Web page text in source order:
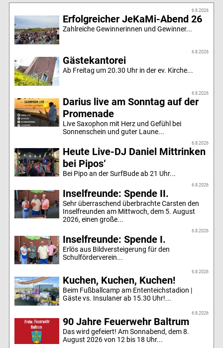
6.8.2026
Erfolgreicher JeKaMi-Abend 26
Zahlreiche Gewinnerinnen und Gewinner...
6.8.2026
Gästekantorei
Ab Freitag um 20.30 Uhr in der ev. Kirche...
6.8.2026
Darius live am Sonntag auf der
Promenade
Live Saxophon mit Herz und Gefühl bei
Sonnenschein und guter Laune...
6.8.2026
Heute Live-DJ Daniel Mittrinken
bei Pipos‘
Bei Pipo an der SurfBude ab 21 Uhr...
6.8.2026
Inselfreunde: Spende II.
Sehr überraschend überbrachte Carsten den
Inselfreunden am Mittwoch, dem 5. August
2026, einen große...
6.8.2026
Inselfreunde: Spende I.
Erlös aus Bildversteigerung für den
Schulförderverein...
6.8.2026
Kuchen, Kuchen, Kuchen!
Beim Fußballcamp am Ententeichstadion |
Gäste vs. Insulaner ab 15.30 Uhr!...
6.8.2026
90 Jahre Feuerwehr Baltrum
Das wird gefeiert! Am Sonnabend, dem 8.
August 2026 von 12 bis 18 Uhr...